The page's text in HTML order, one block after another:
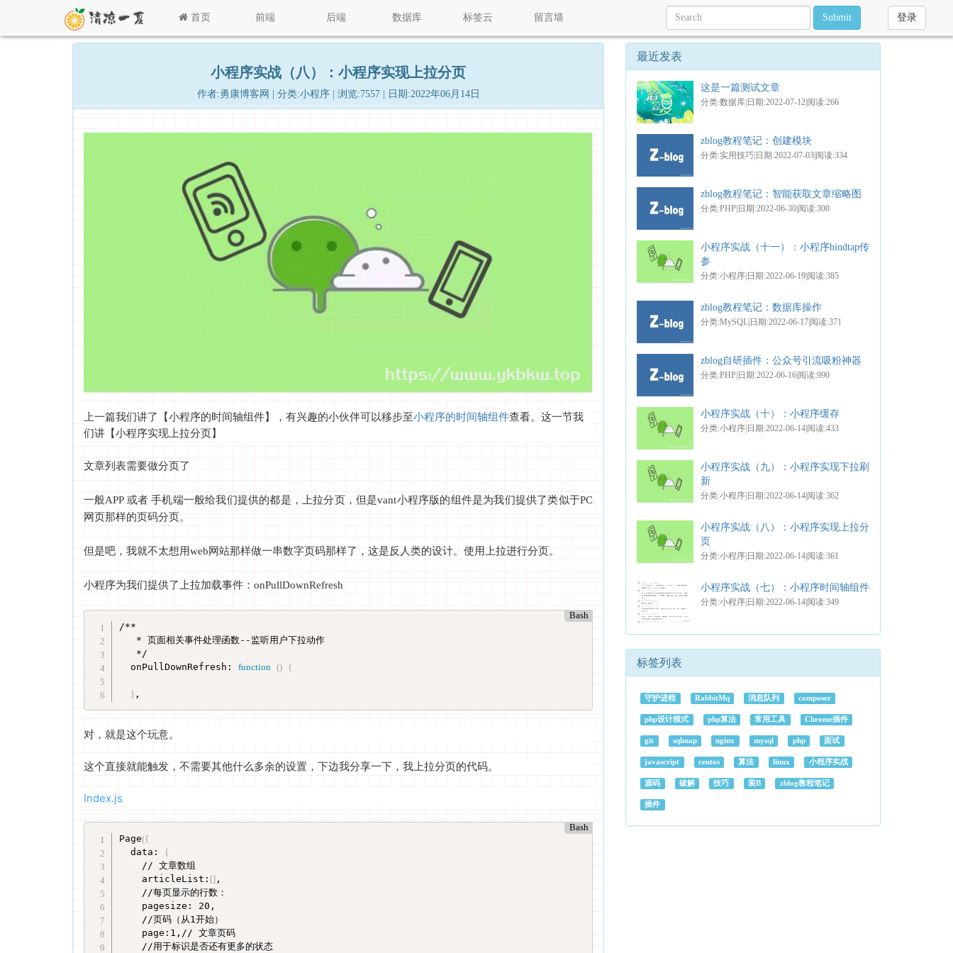
首页 前端 后端 数据库 标签云 留言墙 Submit 登录
小程序实战（八）：小程序实现上拉分页
作者:勇康博客网 | 分类:小程序 | 浏览:7557 | 日期:2022年06月14日
上一篇我们讲了【小程序的时间轴组件】 ，有兴趣的小伙伴可以移步至小程序的时间轴组件查看。这一节我
们讲【小程序实现上拉分页】
文章列表需要做分页了
一般APP 或者 手机端一般给我们提供的都是，上拉分页，但是vant小程序版的组件是为我们提供了类似于PC
网页那样的页码分页。
但是吧，我就不太想用web网站那样做一串数字页码那样了，这是反人类的设计。使用上拉进行分页。
小程序为我们提供了上拉加载事件：onPullDownRefresh
Bash
/**
   * 页面相关事件处理函数--监听用户下拉动作
   */
  onPullDownRefresh:
function () {
} ,
对，就是这个玩意。
这个直接就能触发，不需要其他什么多余的设置，下边我分享一下，我上拉分页的代码。
Index.js
Bash
Page({
  data:
{
    // 文章数组
    articleList:
[] ,
    //每页显示的行数：
    pagesize: 20,
    //页码（从1开始）
    page:1,// 文章页码
    //用于标识是否还有更多的状态
最近发表
这是一篇测试文章
分类:数据库|日期:2022-07-12|阅读:266
zblog教程笔记：创建模块
分类:实用技巧|日期:2022-07-03|阅读:334
zblog教程笔记：智能获取文章缩略图
分类:PHP|日期:2022-06-30|阅读:300
小程序实战（十一）：小程序bindtap传
参
分类:小程序|日期:2022-06-19|阅读:385
zblog教程笔记：数据库操作
分类:MySQL|日期:2022-06-17|阅读:371
zblog自研插件：公众号引流吸粉神器
分类:PHP|日期:2022-06-16|阅读:990
小程序实战（十）：小程序缓存
分类:小程序|日期:2022-06-14|阅读:433
小程序实战（九）：小程序实现下拉刷
新
分类:小程序|日期:2022-06-14|阅读:362
小程序实战（八）：小程序实现上拉分
页
分类:小程序|日期:2022-06-14|阅读:361
小程序实战（七）：小程序时间轴组件
分类:小程序|日期:2022-06-14|阅读:349
标签列表
守护进程 RabbitMq 消息队列 composer
php设计模式 php算法 常用工具 Chrome插件
git sqlmap nginx mysql php 面试
javascript centos 算法 linux 小程序实战
源码 破解 技巧 装B zblog教程笔记
插件